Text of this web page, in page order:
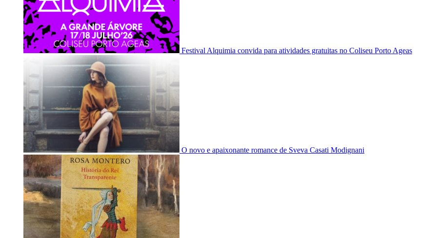
Festival Alquimia convida para atividades gratuitas no Coliseu Porto Ageas
O novo e apaixonante romance de Sveva Casati Modignani